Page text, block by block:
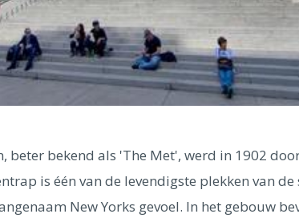
beter bekend als 'The Met', werd in 1902
is één van de levendigste plekken van
New Yorks gevoel. In het gebouw